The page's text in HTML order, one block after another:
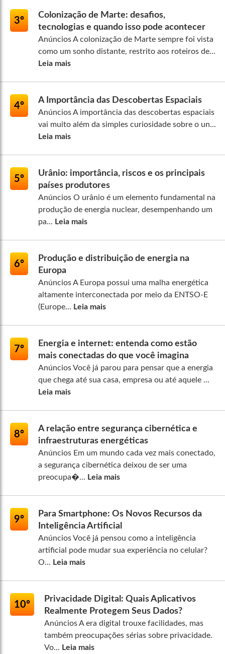
3º
Colonização de Marte: desafios,
tecnologias e quando isso pode acontecer
Anúncios A colonização de Marte sempre foi vista
como um sonho distante, restrito aos roteiros de...
Leia mais
4º
A Importância das Descobertas Espaciais
Anúncios A importância das descobertas espaciais
vai muito além da simples curiosidade sobre o un...
Leia mais
5º
Urânio: importância, riscos e os principais
países produtores
Anúncios O urânio é um elemento fundamental na
produção de energia nuclear, desempenhando um
pa... Leia mais
6º
Produção e distribuição de energia na
Europa
Anúncios A Europa possui uma malha energética
altamente interconectada por meio da ENTSO-E
(Europe... Leia mais
7º
Energia e internet: entenda como estão
mais conectadas do que você imagina
Anúncios Você já parou para pensar que a energia
que chega até sua casa, empresa ou até aquele ...
Leia mais
8º
A relação entre segurança cibernética e
infraestruturas energéticas
Anúncios Em um mundo cada vez mais conectado,
a segurança cibernética deixou de ser uma
preocupa�... Leia mais
9º
Para Smartphone: Os Novos Recursos da
Inteligência Artificial
Anúncios Você já pensou como a inteligência
artificial pode mudar sua experiência no celular?
O... Leia mais
10º
Privacidade Digital: Quais Aplicativos
Realmente Protegem Seus Dados?
Anúncios A era digital trouxe facilidades, mas
também preocupações sérias sobre privacidade.
Vo... Leia mais